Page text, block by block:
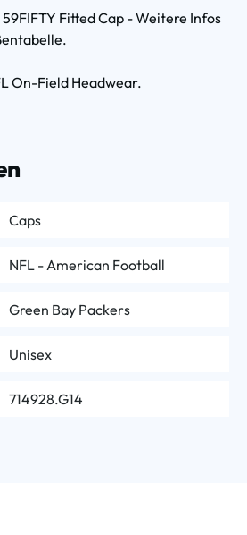
Fitted Cap - Weitere Infos
On-Field Headwear.
Caps
NFL - American Football
Green Bay Packers
Unisex
714928.G14